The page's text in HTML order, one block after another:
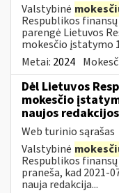
Valstybinė
Respublikos
parengė Lietuvos
mokesčio įstatymo
Metai: 2024
Dėl Lietuvos
mokesčio
naujos redakcijos
Web turinio sąrašas
Valstybinė
Respublikos
praneša, kad 2021-
nauja redakcija...